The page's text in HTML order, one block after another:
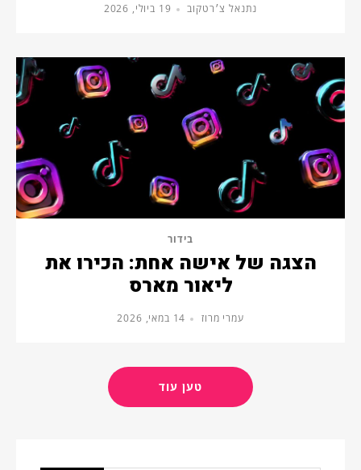
נתנאל צ׳רטקוב 19 ביולי, 2026
בידור
הצגה של אישה אחת: הכירו את
ליאור מארס
עמרי מרוז 14 במאי, 2026
טען עוד